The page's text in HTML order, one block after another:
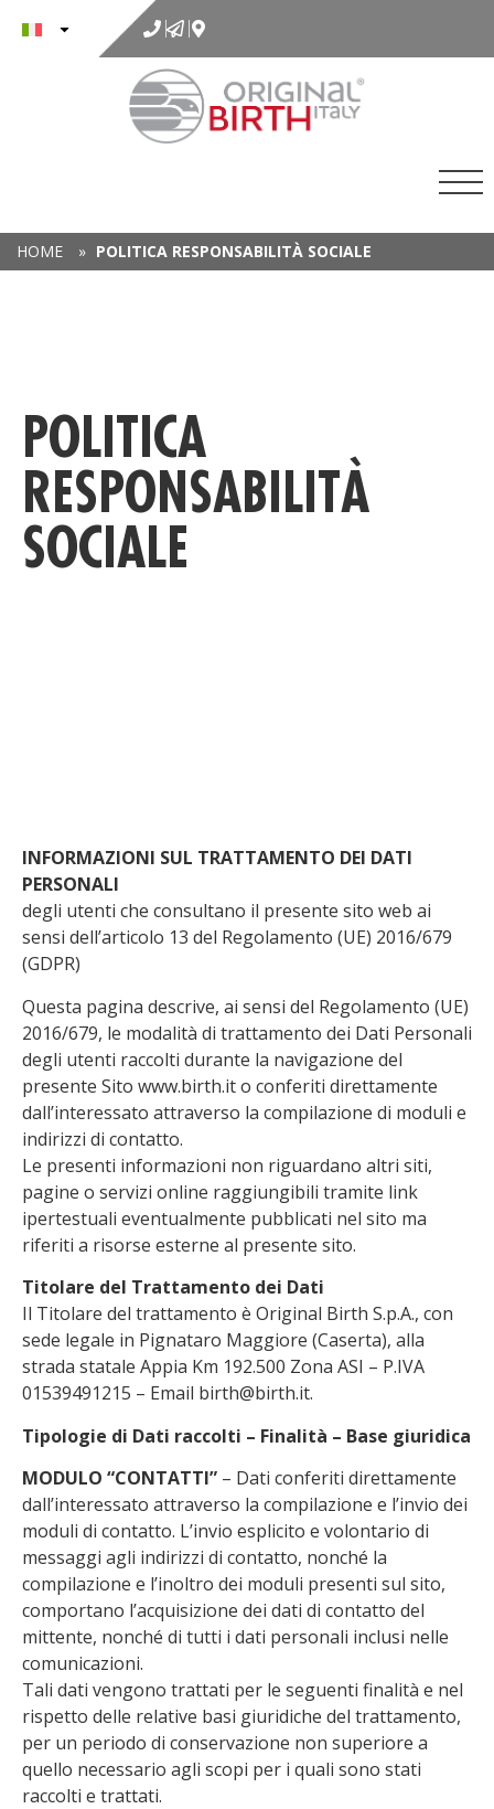
contenuto
HOME » POLITICA RESPONSABILITÀ SOCIALE
POLITICA
RESPONSABILITÀ
SOCIALE
INFORMAZIONI SUL TRATTAMENTO DEI DATI
PERSONALI
degli utenti che consultano il presente sito web ai
sensi dell’articolo 13 del Regolamento (UE) 2016/679
(GDPR)
Questa pagina descrive, ai sensi del Regolamento (UE)
2016/679, le modalità di trattamento dei Dati Personali
degli utenti raccolti durante la navigazione del
presente Sito www.birth.it o conferiti direttamente
dall’interessato attraverso la compilazione di moduli e
indirizzi di contatto.
Le presenti informazioni non riguardano altri siti,
pagine o servizi online raggiungibili tramite link
ipertestuali eventualmente pubblicati nel sito ma
riferiti a risorse esterne al presente sito.
Titolare del Trattamento dei Dati
Il Titolare del trattamento è Original Birth S.p.A., con
sede legale in Pignataro Maggiore (Caserta), alla
strada statale Appia Km 192.500 Zona ASI – P.IVA
01539491215 – Email birth@birth.it.
Tipologie di Dati raccolti – Finalità – Base giuridica
MODULO “CONTATTI” – Dati conferiti direttamente
dall’interessato attraverso la compilazione e l’invio dei
moduli di contatto. L’invio esplicito e volontario di
messaggi agli indirizzi di contatto, nonché la
compilazione e l’inoltro dei moduli presenti sul sito,
comportano l’acquisizione dei dati di contatto del
mittente, nonché di tutti i dati personali inclusi nelle
comunicazioni.
Tali dati vengono trattati per le seguenti finalità e nel
rispetto delle relative basi giuridiche del trattamento,
per un periodo di conservazione non superiore a
quello necessario agli scopi per i quali sono stati
raccolti e trattati.